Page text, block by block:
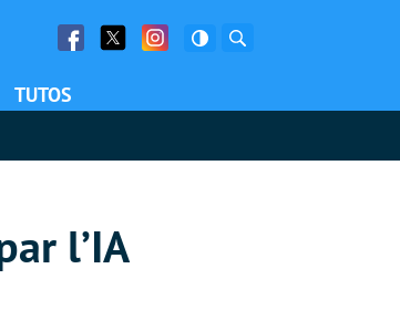
Facebook
Twitter Facebook
TUTOS
l’IA